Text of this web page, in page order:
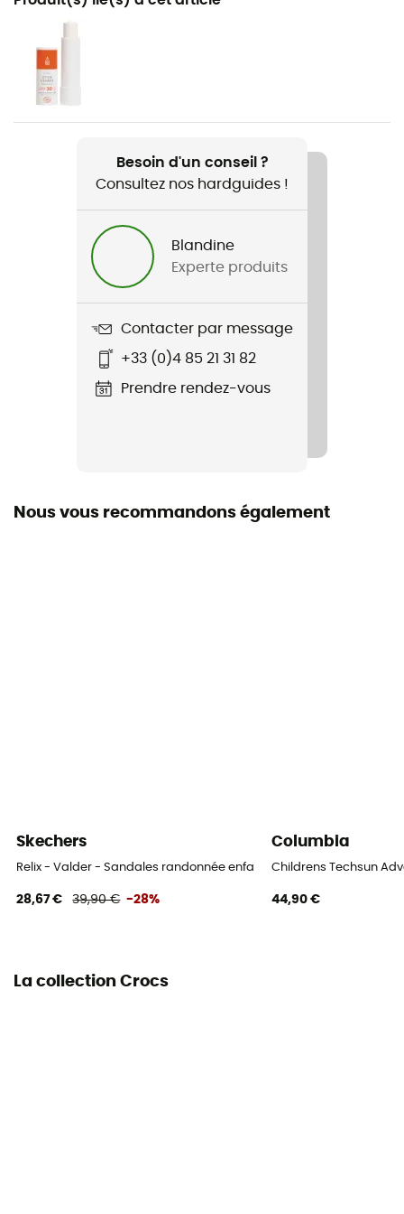
Camping / Lifestyle
Genre
Enfant
Nom du produit
Entièrement moulé en Croslite™
Rigidité de la semelle
Semelle extérieure
Besoin d'un conseil ?
Consultez nos hardguides !
Blandine
Experte produits
Contacter par message
+33 (0)4 85 21 31 82
Prendre rendez-vous
Nous vous recommandons également
Skechers
Relix - Valder - Sandales randonnée enfant
28,67 € 39,90 € -28%
Columbia
Childrens Techsun
44,90 €
La collection Crocs